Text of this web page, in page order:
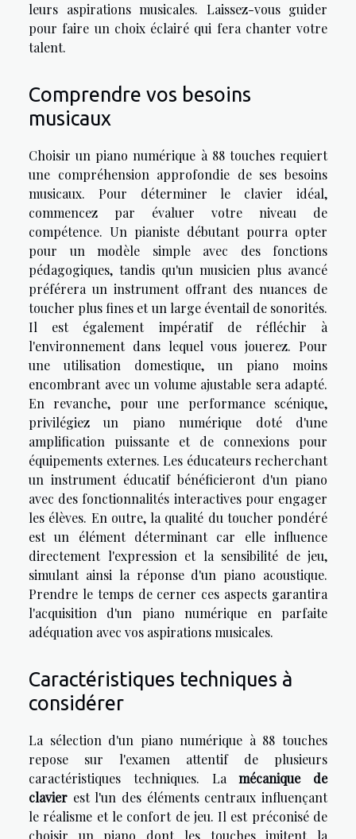
leurs aspirations musicales. Laissez-vous guider
pour faire un choix éclairé qui fera chanter votre
talent.
Comprendre vos besoins
musicaux
Choisir un piano numérique à 88 touches requiert
une compréhension approfondie de ses besoins
musicaux. Pour déterminer le clavier idéal,
commencez par évaluer votre niveau de
compétence. Un pianiste débutant pourra opter
pour un modèle simple avec des fonctions
pédagogiques, tandis qu'un musicien plus avancé
préférera un instrument offrant des nuances de
toucher plus fines et un large éventail de sonorités.
Il est également impératif de réfléchir à
l'environnement dans lequel vous jouerez. Pour
une utilisation domestique, un piano moins
encombrant avec un volume ajustable sera adapté.
En revanche, pour une performance scénique,
privilégiez un piano numérique doté d'une
amplification puissante et de connexions pour
équipements externes. Les éducateurs recherchant
un instrument éducatif bénéficieront d'un piano
avec des fonctionnalités interactives pour engager
les élèves. En outre, la qualité du toucher pondéré
est un élément déterminant car elle influence
directement l'expression et la sensibilité de jeu,
simulant ainsi la réponse d'un piano acoustique.
Prendre le temps de cerner ces aspects garantira
l'acquisition d'un piano numérique en parfaite
adéquation avec vos aspirations musicales.
Caractéristiques techniques à
considérer
La sélection d'un piano numérique à 88 touches
repose sur l'examen attentif de plusieurs
caractéristiques techniques. Lamécanique de
clavier est l'un des éléments centraux influençant
le réalisme et le confort de jeu. Il est préconisé de
choisir un piano dont les touches imitent la